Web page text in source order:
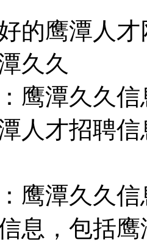
的鹰潭人
久久
鹰潭久久
人才招聘
鹰潭久久
息，包括